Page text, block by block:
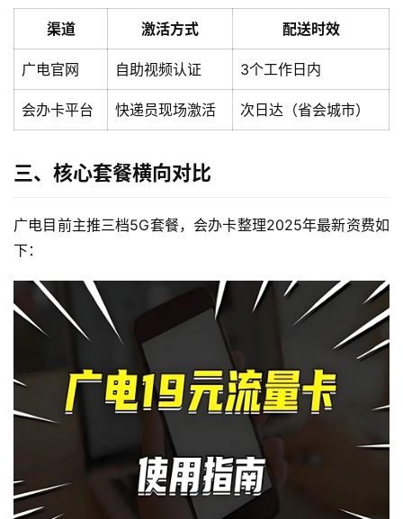
渠道 激活方式 配送时效
广电官网 自助视频认证 3个工作日内
会办卡平台 快递员现场激活 次日达（省会城市）
三、核心套餐横向对比
广电目前主推三档5G套餐，会办卡整理2025年最新资费如
下：